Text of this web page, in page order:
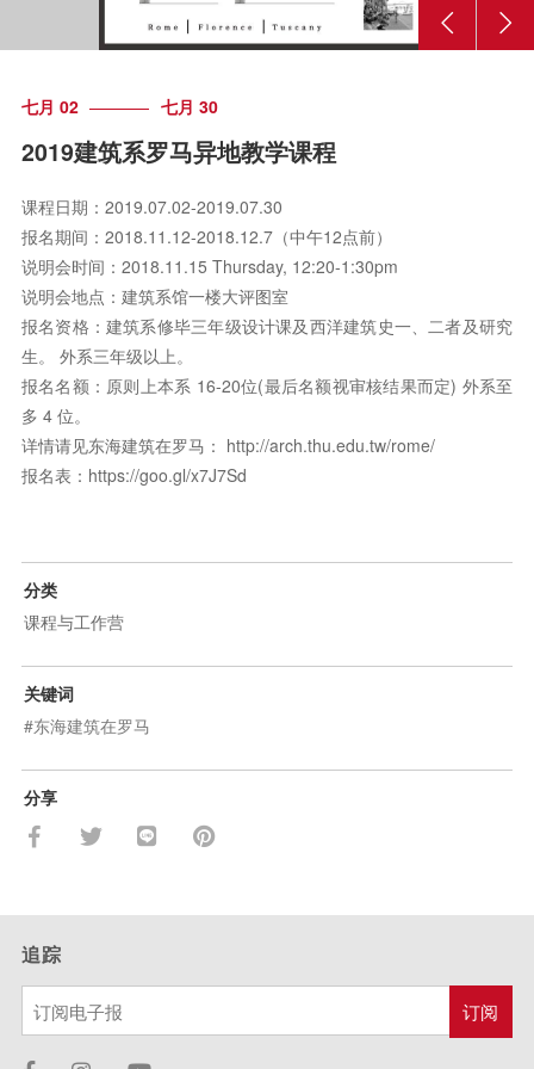
七月 02 七月 30
2019建筑系罗马异地教学课程
课程日期：2019.07.02-2019.07.30
报名期间：2018.11.12-2018.12.7（中午12点前）
说明会时间：2018.11.15 Thursday, 12:20-1:30pm
说明会地点：建筑系馆一楼大评图室
报名资格：建筑系修毕三年级设计课及西洋建筑史一、二者及研究
生。 外系三年级以上。
报名名额：原则上本系 16-20位(最后名额视审核结果而定) 外系至
多 4 位。
详情请见东海建筑在罗马： http://arch.thu.edu.tw/rome/
报名表： https://goo.gl/x7J7Sd
分类
课程与工作营
关键词
#东海建筑在罗马
分享
追踪